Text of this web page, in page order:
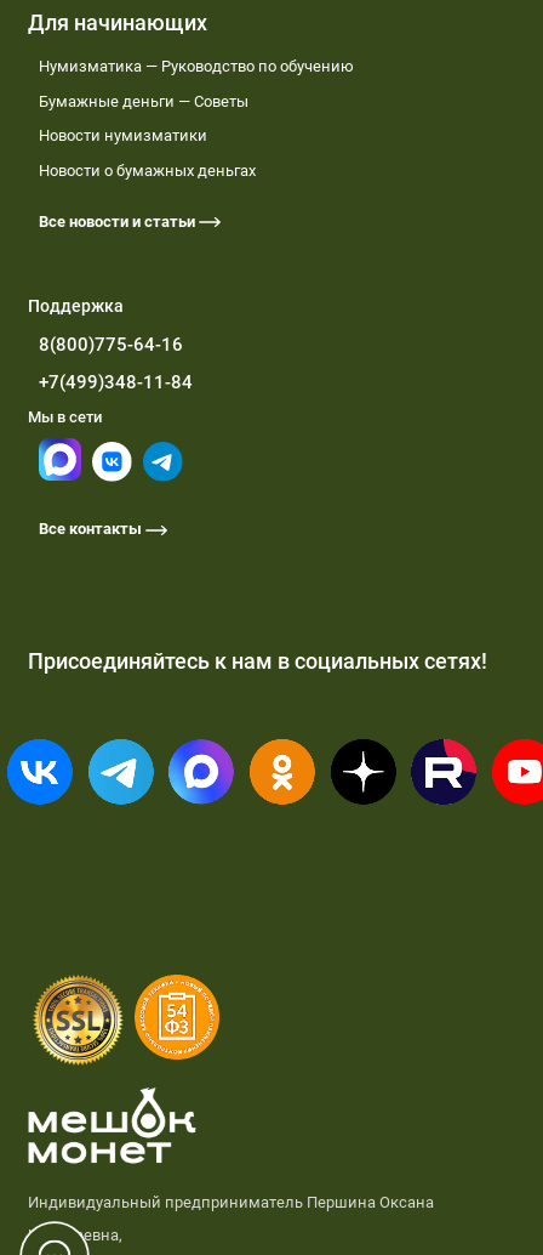
Для начинающих
Нумизматика — Руководство по обучению
Бумажные деньги — Советы
Новости нумизматики
Новости о бумажных деньгах
Все новости и статьи
Поддержка
8(800)775-64-16
+7(499)348-11-84
Мы в сети
Все контакты
Присоединяйтесь к нам в социальных сетях!
Индивидуальный предприниматель Першина Оксана
Николаевна,